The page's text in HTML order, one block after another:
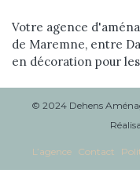
Votre agence
de Maremne, entre
en décoration pour
© 2024 Dehens
L’agence Contact